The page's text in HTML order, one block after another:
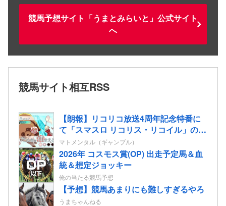
競馬予想サイト「うまとみらいと」公式サイト
へ
競馬サイト相互RSS
【朗報】リコリコ放送4周年記念特番に
て「スマスロ リコリス・リコイル」の演
出映像”たぬきを掴まえろ”&”姫蒲を倒
せ！”が公開される
マトメンタル（ギャンブル）
2026年 コスモス賞(OP) 出走予定馬＆血
統＆想定ジョッキー
俺の当たる競馬予想
【予想】競馬あまりにも難しすぎるやろ
うまちゃんねる